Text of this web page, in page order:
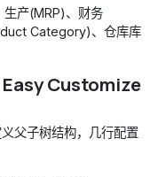
产(MRP)、财务
Category)、仓库库
Easy Customize
父子树结构，几行配置